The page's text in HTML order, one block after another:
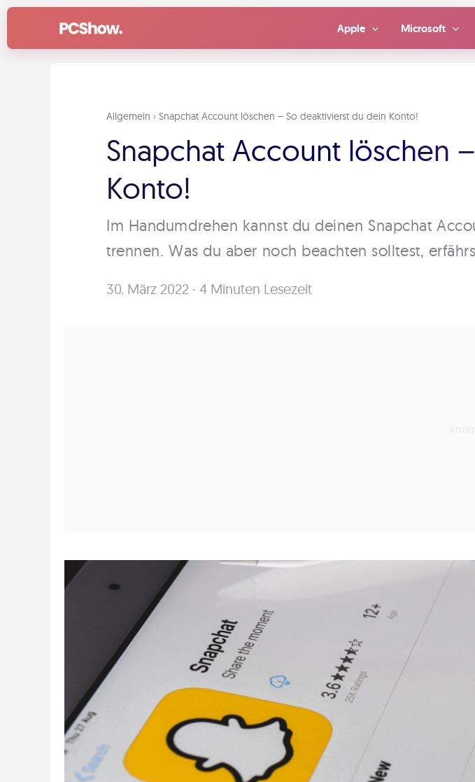
Inhalt
Apple Microsoft
Allgemein › Snapchat Account löschen – So deaktivierst du dein Konto!
Snapchat Account löschen
Konto!
Im Handumdrehen kannst du deinen Snapchat
trennen. Was du aber noch beachten solltest,
30. März 2022 · 4 Minuten Lesezeit